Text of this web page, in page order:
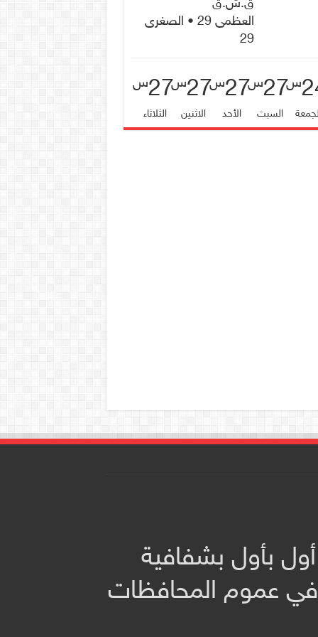
العظمى 29 • الصغرى
29
س27س
السبت
27س
الأحد
27س
الاثنين
27س
الثلاثاء
بأول بشفافية
في عموم المحافظات